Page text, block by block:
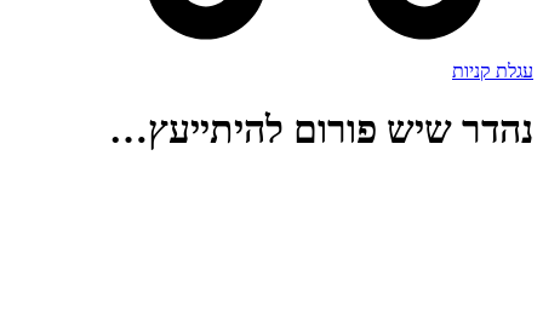
עגלת קניות
נהדר שיש פורום להיתייעץ…